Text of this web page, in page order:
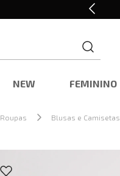
NEW FEMININO
Roupas Blusas e Camisetas